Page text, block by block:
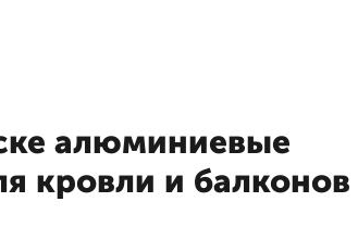
алюминиевые
кровли и балконов